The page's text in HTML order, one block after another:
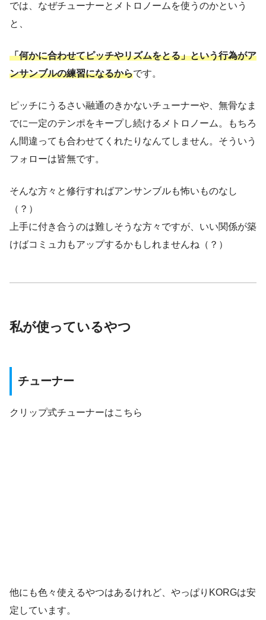
では、なぜチューナーとメトロノームを使うのかという
と、
「何かに合わせてピッチやリズムをとる」という行為がア
ンサンブルの練習になるからです。
ピッチにうるさい融通のきかないチューナーや、無骨なま
でに一定のテンポをキープし続けるメトロノーム。もちろ
ん間違っても合わせてくれたりなんてしません。そういう
フォローは皆無です。
そんな方々と修行すればアンサンブルも怖いものなし
（？）
上手に付き合うのは難しそうな方々ですが、いい関係が築
けばコミュ力もアップするかもしれませんね（？）
私が使っているやつ
チューナー
クリップ式チューナーはこちら
他にも色々使えるやつはあるけれど、やっぱりKORGは安
定しています。